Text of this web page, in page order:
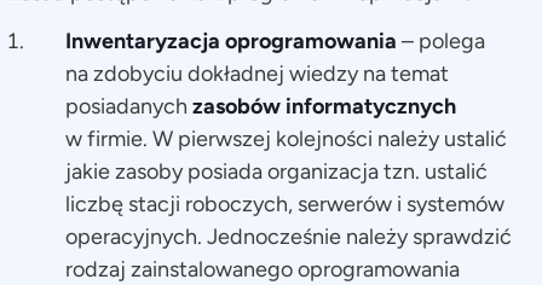
Inwentaryzacja oprogramowania – polega
na zdobyciu dokładnej wiedzy na temat
posiadanych zasobów informatycznych
w firmie. W pierwszej kolejności należy ustalić
jakie zasoby posiada organizacja tzn. ustalić
liczbę stacji roboczych, serwerów i systemów
operacyjnych. Jednocześnie należy sprawdzić
rodzaj zainstalowanego oprogramowania